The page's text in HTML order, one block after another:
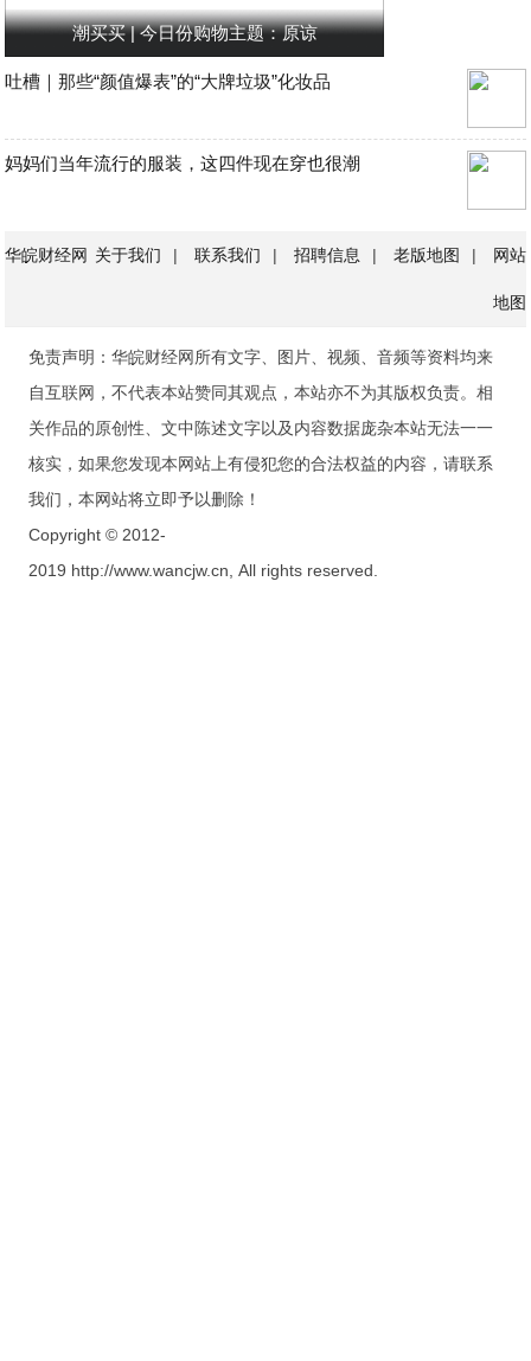
潮买买 | 今日份购物主题：原谅
吐槽｜那些“颜值爆表”的“大牌垃圾”化妆品
妈妈们当年流行的服装，这四件现在穿也很潮
华皖财经网 关于我们 | 联系我们 | 招聘信息 | 老版地图 | 网站
地图
免责声明：华皖财经网所有文字、图片、视频、音频等资料均来
自互联网，不代表本站赞同其观点，本站亦不为其版权负责。相
关作品的原创性、文中陈述文字以及内容数据庞杂本站无法一一
核实，如果您发现本网站上有侵犯您的合法权益的内容，请联系
我们，本网站将立即予以删除！
Copyright © 2012-
2019 http://www.wancjw.cn, All rights reserved.